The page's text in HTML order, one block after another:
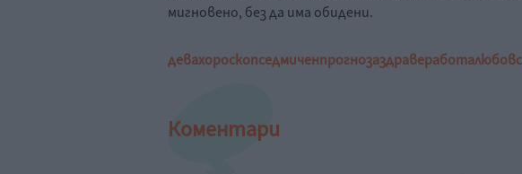
мигновено, без да има обидени.
девахороскопседмиченпрогнозаздравеработалюбов
Коментари